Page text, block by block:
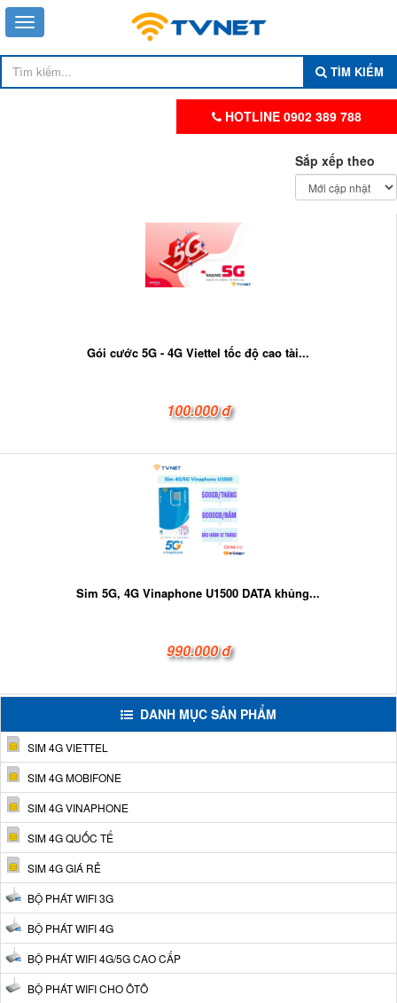
TÌM KIẾM
HOTLINE 0902 389 788
Sắp xếp theo
Gói cước 5G - 4G Viettel tốc độ cao tài...
100.000 đ
Sim 5G, 4G Vinaphone U1500 DATA khủng...
990.000 đ
DANH MỤC SẢN PHẨM
SIM 4G VIETTEL
SIM 4G MOBIFONE
SIM 4G VINAPHONE
SIM 4G QUỐC TẾ
SIM 4G GIÁ RẺ
BỘ PHÁT WIFI 3G
BỘ PHÁT WIFI 4G
BỘ PHÁT WIFI 4G/5G CAO CẤP
BỘ PHÁT WIFI CHO ÔTÔ